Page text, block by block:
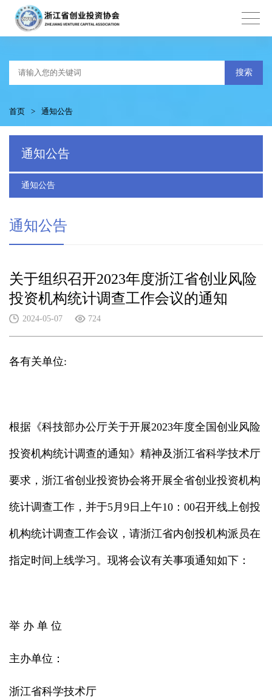
搜索
首页 > 通知公告
通知公告
通知公告
通知公告
关于组织召开2023年度浙江省创业风险
投资机构统计调查工作会议的通知
2024-05-07 724
各有关单位:
根据《科技部办公厅关于开展2023年度全国创业风险
投资机构统计调查的通知》精神及浙江省科学技术厅
要求，浙江省创业投资协会将开展全省创业投资机构
统计调查工作，并于5月9日上午10：00召开线上创投
机构统计调查工作会议，请浙江省内创投机构派员在
指定时间上线学习。现将会议有关事项通知如下：
举 办 单 位
主办单位：
浙江省科学技术厅